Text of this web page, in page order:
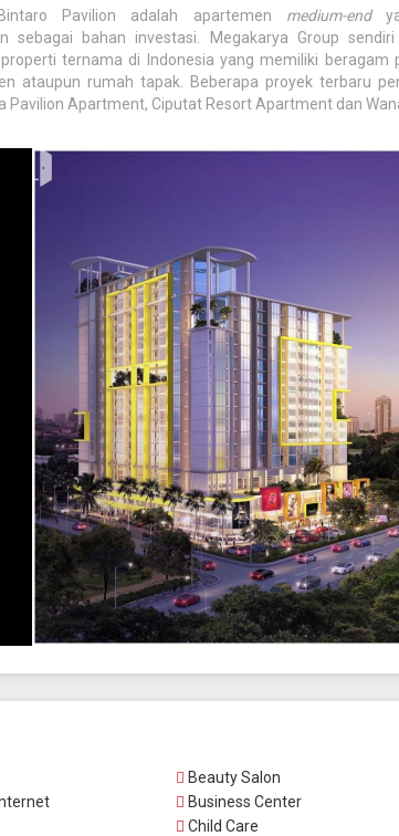
Pavilion adalah apartemen medium-end
sebagai bahan investasi. Megakarya Group
ternama di Indonesia yang memiliki beragam
ataupun rumah tapak. Beberapa proyek terbaru
Pavilion Apartment, Ciputat Resort Apartment dan
Beauty Salon
Business Center
Child Care